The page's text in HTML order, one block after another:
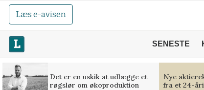
Læs e-avisen
SENESTE
Det er en uskik at udlægge et
røgslør om økoproduktion
Nye
fra et 24-